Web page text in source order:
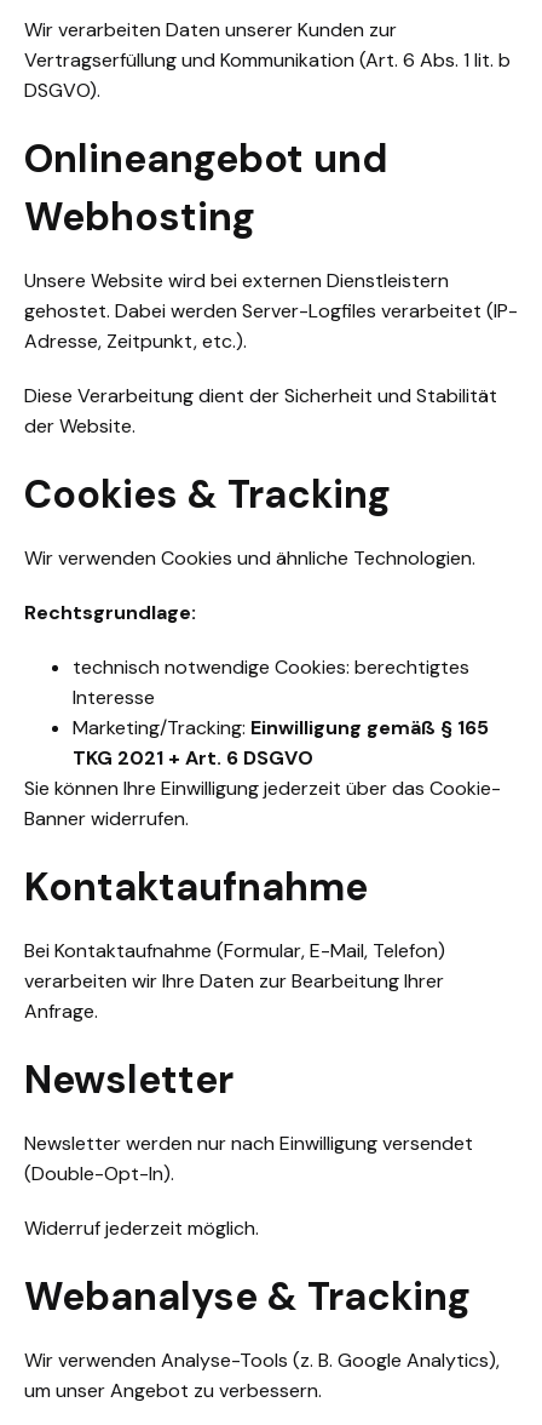
Wir verarbeiten Daten unserer Kunden zur
Vertragserfüllung und Kommunikation (Art. 6 Abs. 1 lit. b
DSGVO).
Onlineangebot und
Webhosting
Unsere Website wird bei externen Dienstleistern
gehostet. Dabei werden Server-Logfiles verarbeitet (IP-
Adresse, Zeitpunkt, etc.).
Diese Verarbeitung dient der Sicherheit und Stabilität
der Website.
Cookies & Tracking
Wir verwenden Cookies und ähnliche Technologien.
Rechtsgrundlage:
technisch notwendige Cookies: berechtigtes
Interesse
Marketing/Tracking: Einwilligung gemäß § 165
TKG 2021 + Art. 6 DSGVO
Sie können Ihre Einwilligung jederzeit über das Cookie-
Banner widerrufen.
Kontaktaufnahme
Bei Kontaktaufnahme (Formular, E-Mail, Telefon)
verarbeiten wir Ihre Daten zur Bearbeitung Ihrer
Anfrage.
Newsletter
Newsletter werden nur nach Einwilligung versendet
(Double-Opt-In).
Widerruf jederzeit möglich.
Webanalyse & Tracking
Wir verwenden Analyse-Tools (z. B. Google Analytics),
um unser Angebot zu verbessern.